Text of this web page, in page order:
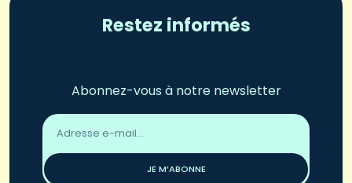
Restez informés
Abonnez-vous à notre newsletter
Adresse
email
JE M’ABONNE